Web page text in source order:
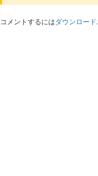
コメントするにはダウンロー